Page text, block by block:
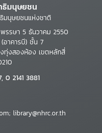
ธิมนุษยชน
มนุษยชนแห่งชาติ
รรษา 5 ธันวาคม 2550
อาคารบี) ชั้น 7
ทุ่งสองห้อง เขตหลักสี่
0 2141 3881
library@nhrc.or.th